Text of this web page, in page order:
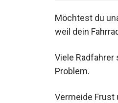
Möchtest du
weil dein
Viele Radfahrer
Problem.
Vermeide Frust